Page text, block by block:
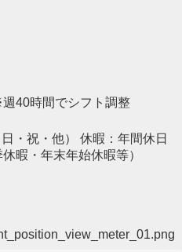
40時間でシフト調整
・祝・他） 休暇：年間休日
暇・年末年始休暇等）